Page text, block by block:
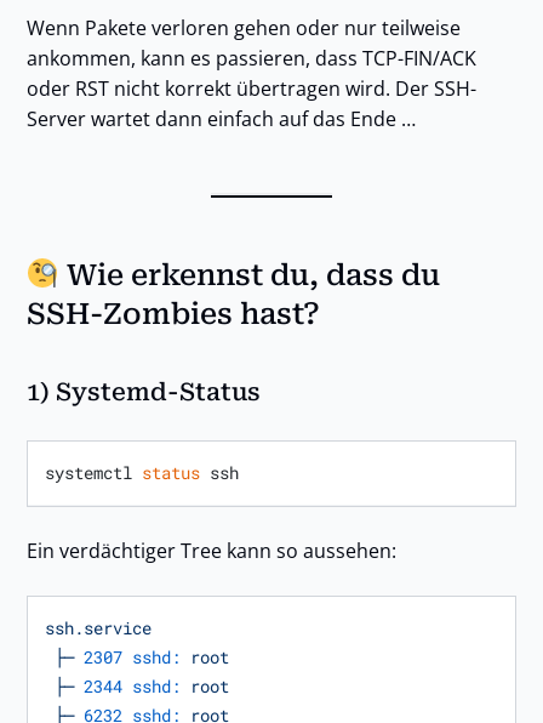
Wenn Pakete verloren gehen oder nur teilweise
ankommen, kann es passieren, dass TCP-FIN/ACK
oder RST nicht korrekt übertragen wird. Der SSH-
Server wartet dann einfach auf das Ende …
Wie erkennst du, dass du
SSH-Zombies hast?
1) Systemd-Status
systemctl status ssh
Ein verdächtiger Tree kann so aussehen:
ssh.service
├─ 2307 sshd:
root
├─ 2344 sshd:
root
├─ 6232 sshd: root